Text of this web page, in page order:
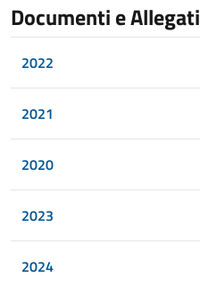
Documenti e Allegati
2022
2021
2020
2023
2024